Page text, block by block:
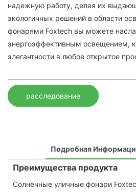
надежную работу, делая их
экологичных решений в области
фонарями Foxtech вы можете
энергоэффективным освещением,
элегантности в любое открытое
расследование
Подробная
Преимущества продукта
Солнечные уличные фонари